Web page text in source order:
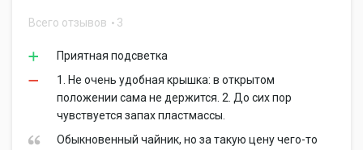
Всего отзывов 3
Приятная подсветка
1. Не очень удобная крышка: в открытом
положении сама не держится. 2. До сих пор
чувствуется запах пластмассы.
Обыкновенный чайник, но за такую цену чего-то